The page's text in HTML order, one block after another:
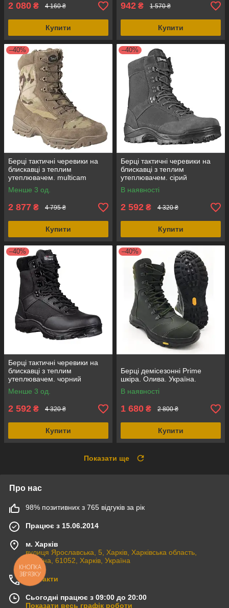
2 080 ₴ 4 160 ₴
Купити
942 ₴ 1 570 ₴
Купити
–40%
Берці тактичні черевики на
блискавці з теплим
утеплювачем. multicam
замш+кордура, Mil-Tec
Німеччина
Менше 3 од.
2 877 ₴ 4 795 ₴
Купити
–40%
Берці тактичні черевики на
блискавці з теплим
утеплювачем. сірий
замш+кордура, Mil-Tec
Німеччина
В наявності
2 592 ₴ 4 320 ₴
Купити
–40%
Берці тактичні черевики на
блискавці з теплим
утеплювачем. чорний
замш+кордура, Mil-Tec
Німеччина
Менше 3 од.
2 592 ₴ 4 320 ₴
Купити
–40%
Берці демісезонні Prime
шкіра. Олива. Україна.
В наявності
1 680 ₴ 2 800 ₴
Купити
Показати ще
Про нас
98% позитивних з 765 відгуків за рік
Працює з 15.06.2014
м. Харків
вулиця Ярославська, 5, Харків, Харківська область,
Україна, 61052, Харків, Україна
Контакти
Сьогодні працює з 09:00 до 20:00
Показати весь графік роботи
КНОПКА
ЗВ'ЯЗКУ